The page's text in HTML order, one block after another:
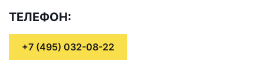
ТЕЛЕФОН:
+7 (495) 032-08-22